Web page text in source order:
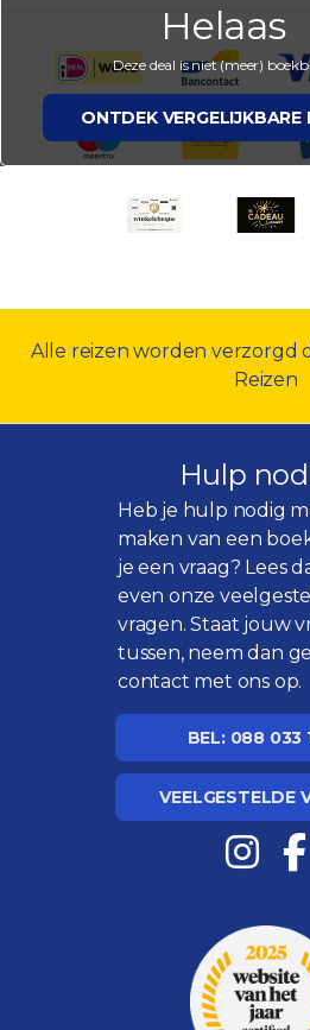
Helaas
Deze deal is niet (meer)
ONTDEK VERGELIJKBARE
Alle reizen worden verzorgd
Reizen
Hulp
Heb je hulp nodig
maken van een
je een vraag? Lees
even onze
vragen. Staat jouw
tussen, neem dan
contact met ons op.
BEL: 088 033
VEELGESTELDE